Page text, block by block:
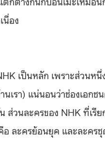
นื่อง
เป็นหลัก เพราะส่วนห
เรา) แน่นอนว่าช่องเอกช
วนละครของ NHK ที่เรีย
ละครย้อนยุค และละครชุ